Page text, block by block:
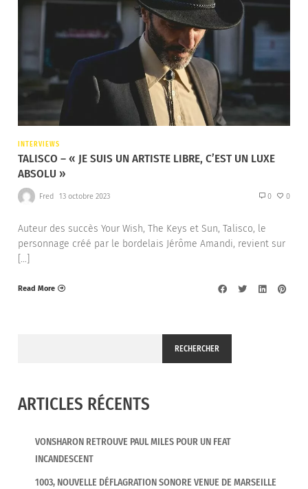
INTERVIEWS
TALISCO – « JE SUIS UN ARTISTE LIBRE, C’EST UN LUXE
ABSOLU »
Fred 13 octobre 2023 0 0
Auteur des succès Your Wish, The Keys et Sun, Talisco, le
personnage créé par le bordelais Jérôme Amandi, revient sur
[…]
Read More
RECHERCHER
ARTICLES RÉCENTS
VONSHARON RETROUVE PAUL MILES POUR UN FEAT
INCANDESCENT
1003, NOUVELLE DÉFLAGRATION SONORE VENUE DE MARSEILLE